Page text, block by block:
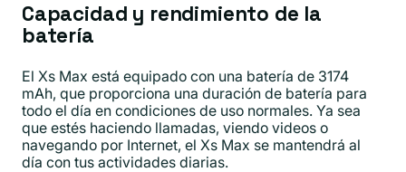
Capacidad y rendimiento de la
batería
El Xs Max está equipado con una batería de 3174
mAh, que proporciona una duración de batería para
todo el día en condiciones de uso normales. Ya sea
que estés haciendo llamadas, viendo videos o
navegando por Internet, el Xs Max se mantendrá al
día con tus actividades diarias.